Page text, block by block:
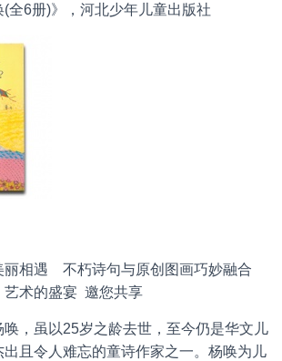
全6册)》，河北少年儿童出版社
丽相遇 不朽诗句与原创图画巧妙融合
艺术的盛宴 邀您共享
，虽以25岁之龄去世，至今仍是华文儿
且令人难忘的童诗作家之一。杨唤为儿